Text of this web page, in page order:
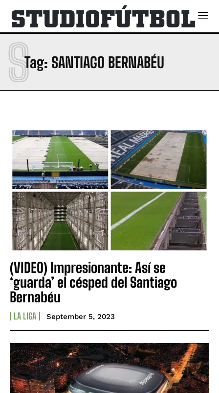
Tag: SANTIAGO BERNABÉU
S
(VIDEO) Impresionante: Así se
‘guarda’ el césped del Santiago
Bernabéu
LA LIGA September 5, 2023